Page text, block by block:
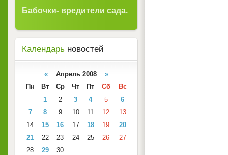
Бабочки- вредители сада.
Календарь новостей
« Апрель 2008 »
Пн
Вт Ср Чт Пт Сб
Вс
1
2 3 4 5
6
7
8 9 10 11 12
13
14
15 16 17 18 19
20
21
22 23 24 25 26
27
28
29 30